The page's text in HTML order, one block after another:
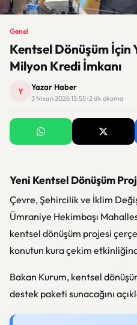
Genel
Kentsel Dönüşüm İçin
Milyon Kredi İmkanı
Y Yazar Haber
3 Nisan 2026 15:55 · 2 dk okuma
Yeni Kentsel Dönüşüm
Çevre, Şehircilik ve İklim
Ümraniye Hekimbaşı
kentsel dönüşüm projesi
konutun kura çekim
Bakan Kurum, kentsel
destek paketi sunacağını